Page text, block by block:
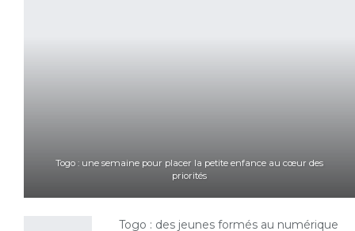
Togo : une semaine pour placer la petite enfance au cœur des
priorités
Togo : des jeunes formés au numérique